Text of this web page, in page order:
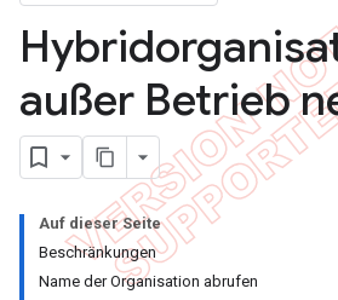
außer Betrieb
Auf dieser Seite
Beschränkungen
Name der Organisation abrufen